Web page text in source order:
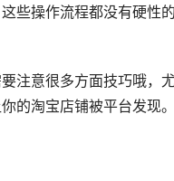
些操作流程都没有硬性
注意很多方面技巧哦，
的淘宝店铺被平台发现。